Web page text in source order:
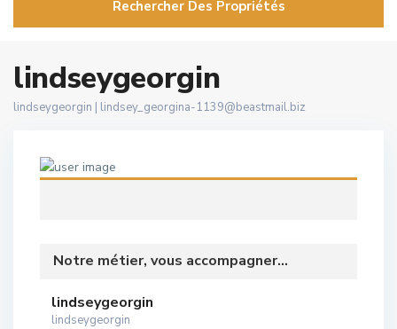
Rechercher Des Propriétés
lindseygeorgin
lindseygeorgin | lindsey_georgina-1139@beastmail.biz
Notre métier, vous accompagner...
lindseygeorgin
lindseygeorgin